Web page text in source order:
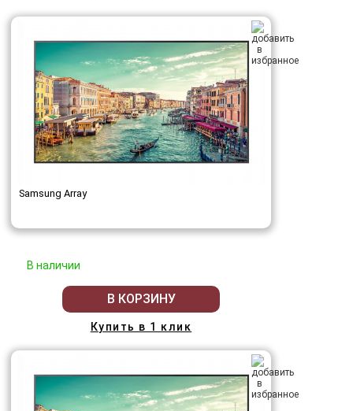
Samsung Array
В наличии
В КОРЗИНУ
Купить в 1 клик